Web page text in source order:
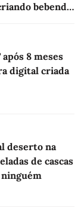
bebendo
8 meses
digital criada
deserto na
de cascas
ninguém